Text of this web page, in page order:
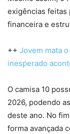
exigências feitas
financeira e
++ Jovem mata
inesperado
O camisa 10
2026, podendo
deste ano. No
forma avançada